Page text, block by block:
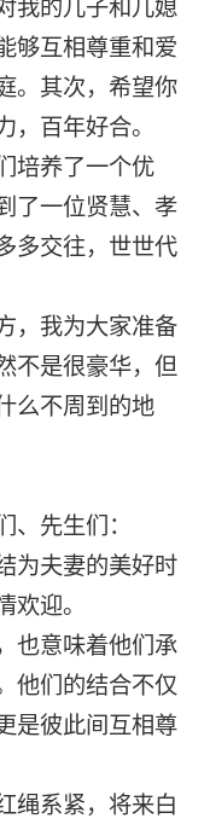
我的儿子和儿媳
够互相尊重和爱
。其次，希望你
，百年好合。
培养了一个优
了一位贤慧、孝
多交往，世世代
，我为大家准备
不是很豪华，但
么不周到的地
、先生们：
为夫妻的美好时
欢迎。
也意味着他们承
他们的结合不仅
是彼此间互相尊
绳系紧，将来白